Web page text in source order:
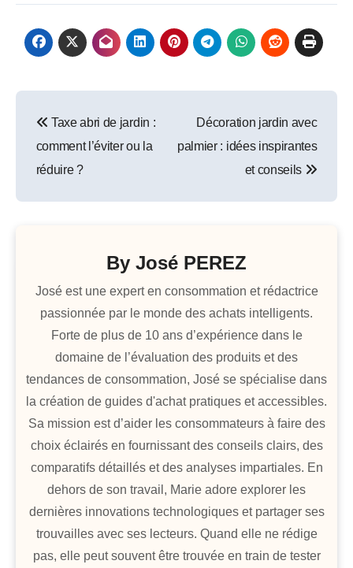
de
l’article
Taxe abri de jardin :
comment l’éviter ou la
réduire ?
Décoration jardin avec
palmier : idées inspirantes
et conseils
By José PEREZ
José est une expert en consommation et rédactrice
passionnée par le monde des achats intelligents.
Forte de plus de 10 ans d’expérience dans le
domaine de l’évaluation des produits et des
tendances de consommation, José se spécialise dans
la création de guides d'achat pratiques et accessibles.
Sa mission est d’aider les consommateurs à faire des
choix éclairés en fournissant des conseils clairs, des
comparatifs détaillés et des analyses impartiales. En
dehors de son travail, Marie adore explorer les
dernières innovations technologiques et partager ses
trouvailles avec ses lecteurs. Quand elle ne rédige
pas, elle peut souvent être trouvée en train de tester